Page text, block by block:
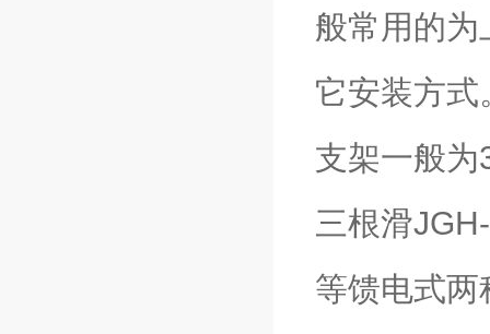
般常用的
它安装方
支架一般
三根滑
等馈电式